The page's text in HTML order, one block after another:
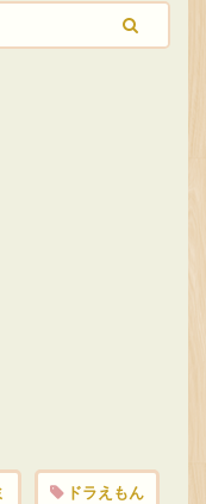
漫画 『猫
猫目小僧
しか生ま
しまし
な気
ドラえもん